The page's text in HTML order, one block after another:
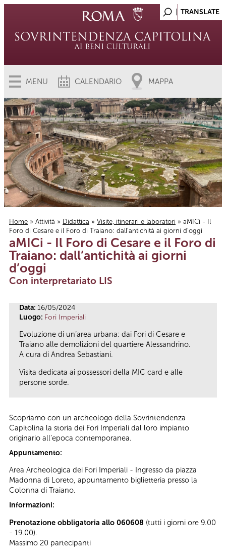
MENU CALENDARIO MAPPA
Tu sei qui
Home » Attività » Didattica » Visite, itinerari e laboratori » aMICi - Il
Foro di Cesare e il Foro di Traiano: dall’antichità ai giorni d’oggi
aMICi - Il Foro di Cesare e il Foro di
Traiano: dall’antichità ai giorni
d’oggi
Con interpretariato LIS
Data: 16/05/2024
Luogo: Fori Imperiali
Evoluzione di un’area urbana: dai Fori di Cesare e
Traiano alle demolizioni del quartiere Alessandrino.
A cura di Andrea Sebastiani.
Visita dedicata ai possessori della MIC card e alle
persone sorde.
Scopriamo con un archeologo della Sovrintendenza
Capitolina la storia dei Fori Imperiali dal loro impianto
originario all’epoca contemporanea.
Appuntamento:
Area Archeologica dei Fori Imperiali - Ingresso da piazza
Madonna di Loreto, appuntamento biglietteria presso la
Colonna di Traiano.
Informazioni:
Prenotazione obbligatoria allo 060608 (tutti i giorni ore 9.00
- 19.00).
Massimo 20 partecipanti